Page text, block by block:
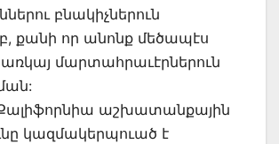
բնակիչներուն
քանի որ անոնք մեծապէս
առկայ մարտահրաւէրներուն
Քալիֆորնիա աշխատանքային
կազմակերպուած է